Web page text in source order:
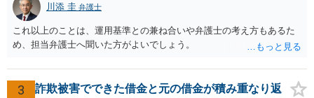
川添 圭 弁護士
これ以上のことは、運用基準との兼ね合いや弁護士の考え方もあるた
め、担当弁護士へ聞いた方がよいでしょう。
3
詐欺被害でできた借金と元の借金が積み重なり返